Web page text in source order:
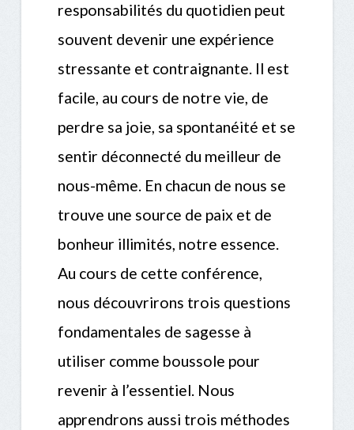
responsabilités du quotidien peut
souvent devenir une expérience
stressante et contraignante. Il est
facile, au cours de notre vie, de
perdre sa joie, sa spontanéité et se
sentir déconnecté du meilleur de
nous-même. En chacun de nous se
trouve une source de paix et de
bonheur illimités, notre essence.
Au cours de cette conférence,
nous découvrirons trois questions
fondamentales de sagesse à
utiliser comme boussole pour
revenir à l’essentiel. Nous
apprendrons aussi trois méthodes